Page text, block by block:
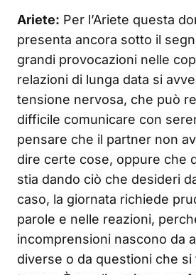
Ariete: Per l’Ariete questa
presenta ancora sotto il
grandi provocazioni nelle
relazioni di lunga data si
tensione nervosa, che può
difficile comunicare con
pensare che il partner non
dire certe cose, oppure che
stia dando ciò che desideri
caso, la giornata richiede
parole e nelle reazioni,
incomprensioni nascono da
diverse o da questioni che si